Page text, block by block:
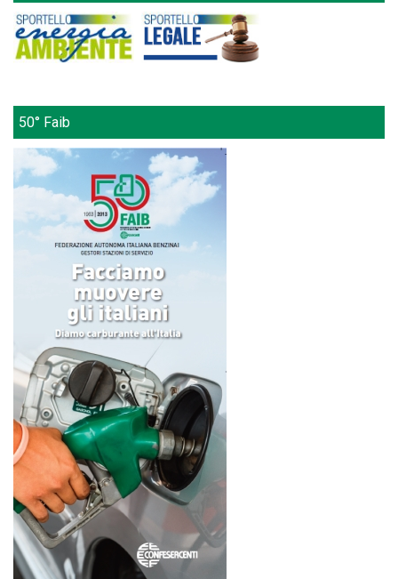
50° Faib